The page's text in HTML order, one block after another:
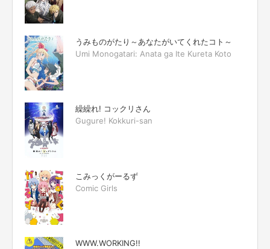
うみものがたり～あなたがいてくれたコト～
Umi Monogatari: Anata ga Ite Kureta Koto
繰繰れ! コックリさん
Gugure! Kokkuri-san
こみっくがーるず
Comic Girls
WWW.WORKING!!